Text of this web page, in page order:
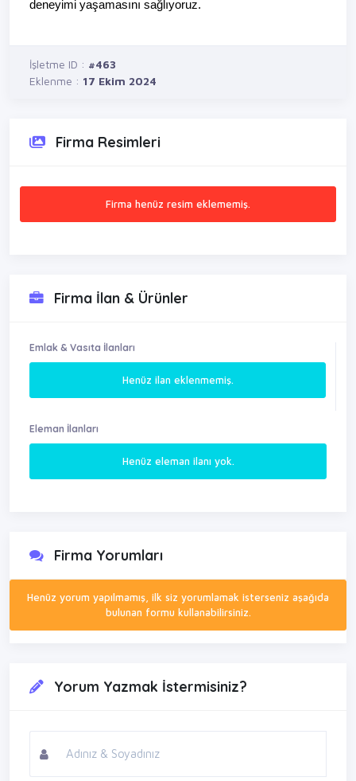
deneyimi yaşamasını sağlıyoruz.
İşletme ID : #463
Eklenme : 17 Ekim 2024
Firma Resimleri
Firma henüz resim eklememiş.
Firma İlan & Ürünler
Emlak & Vasıta İlanları
Henüz ilan eklenmemiş.
Eleman İlanları
Henüz eleman ilanı yok.
Firma Yorumları
Henüz yorum yapılmamış, ilk siz yorumlamak isterseniz aşağıda
bulunan formu kullanabilirsiniz.
Yorum Yazmak İstermisiniz?